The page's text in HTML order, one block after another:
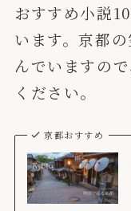
おすすめ小説
います。京都
んでいますの
ください。
京都おすすめ